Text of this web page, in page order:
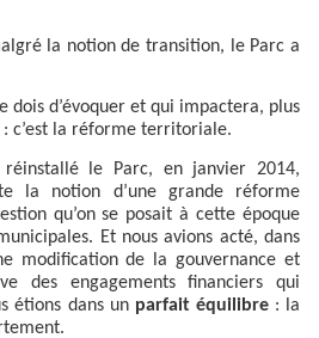
la notion de transition, le Parc a
dois d’évoquer et qui impactera, plus
c’est la réforme territoriale.
réinstallé le Parc, en janvier 2014,
la notion d’une grande réforme
qu’on se posait à cette époque
Et nous avions acté, dans
modification de la gouvernance et
des engagements financiers qui
étions dans un parfait équilibre: la